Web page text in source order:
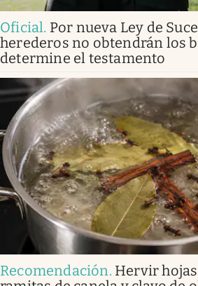
Oficial. Por nueva Ley de
herederos no obtendrán los
determine el testamento
Recomendación. Hervir